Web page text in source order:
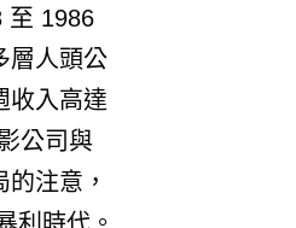
至 1986
層人頭公
收入高達
公司與
注意，